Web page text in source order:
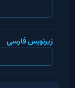
زیرنویس فارسی